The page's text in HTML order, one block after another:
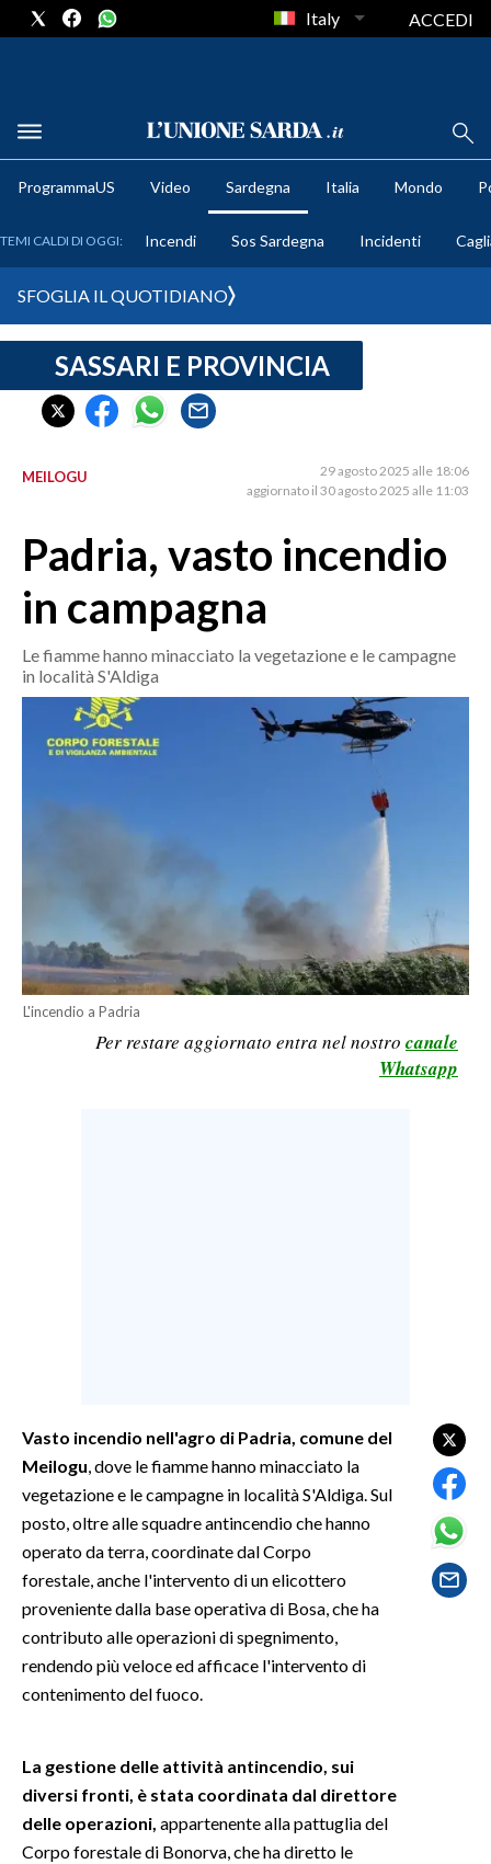
METEO
CRONACA SARDEGNA
CAGLIARI
SULCIS IGLESIENTE
SASSARI E PROVINCIA
GALLURA
NUORO E PROVINCIA
OGLIASTRA
AGENDA
CRONACA
ECONOMIA
SERVIZI ALLE IMPRESE
LAVORO
CULTURA
SPETTACOLI
GOSSIP
SARDEGNA TURISMO
NOTIZIE
EVENTI
#CARAUNIONE
Italy ACCEDI
ProgrammaUS Video Sardegna Italia Mondo
TEMI CALDI DI OGGI: Incendi Sos Sardegna Incidenti
SFOGLIA IL QUOTIDIANO
SASSARI E PROVINCIA
MEILOGU
29 agosto 2025 alle 18:06
aggiornato il 30 agosto 2025 alle 11:03
Padria, vasto incendio
in campagna
Le fiamme hanno minacciato la vegetazione e le campagne
in località S'Aldiga
L'incendio a Padria
Per restare aggiornato entra nel nostro canale
Whatsapp
Vasto incendio nell'agro di Padria, comune del
Meilogu , dove le fiamme hanno minacciato la
vegetazione e le campagne in località S'Aldiga. Sul
posto, oltre alle squadre antincendio che hanno
operato da terra, coordinate dal Corpo
forestale, anche l'intervento di un elicottero
proveniente dalla base operativa di Bosa, che ha
contributo alle operazioni di spegnimento,
rendendo più veloce ed afficace l'intervento di
contenimento del fuoco.
La gestione delle attività antincendio, sui
diversi fronti, è stata coordinata dal direttore
delle operazioni, appartenente alla pattuglia del
Corpo forestale di Bonorva, che ha diretto le